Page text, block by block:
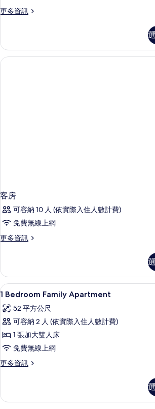
更多資訊
更
的
詳
情
客房
可容納 10 人 (依實際入住人數計費)
免費無線上網
更多資訊
更
的
詳
情
顯
示
1
Bedroom
Family
Apartment
的
相
1 間臥室、
2
1 Bedroom Family Apartment
52 平方公尺
可容納 2 人 (依實際入住人數計費)
1 張加大雙人床
免費無線上網
更多資訊
更
Family